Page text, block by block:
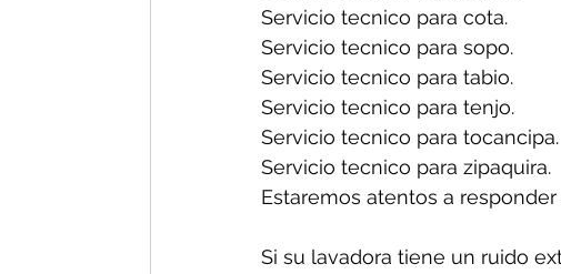
Servicio tecnico para cota.
Servicio tecnico para sopo.
Servicio tecnico para tabio.
Servicio tecnico para tenjo.
Servicio tecnico para tocancipa.
Servicio tecnico para zipaquira.
Estaremos atentos a
Si su lavadora tiene un ruido